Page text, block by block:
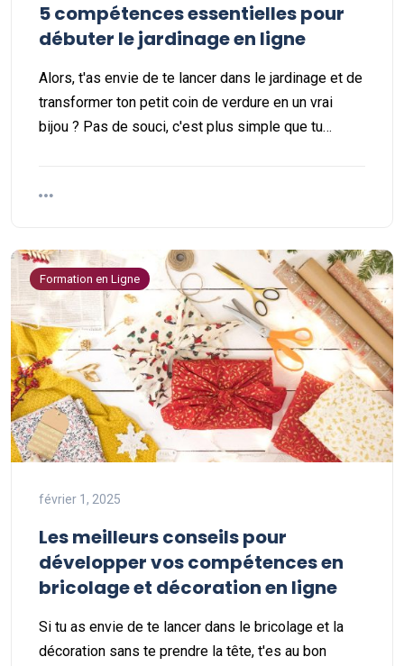
5 compétences essentielles pour
débuter le jardinage en ligne
Alors, t'as envie de te lancer dans le jardinage et de
transformer ton petit coin de verdure en un vrai
bijou ? Pas de souci, c'est plus simple que tu…
Formation en Ligne
février 1, 2025
Les meilleurs conseils pour
développer vos compétences en
bricolage et décoration en ligne
Si tu as envie de te lancer dans le bricolage et la
décoration sans te prendre la tête, t'es au bon